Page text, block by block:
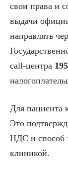
свои права и
выдачи
направлять
call-центра
Для пациента
Это
НДС и способ
клиникой.